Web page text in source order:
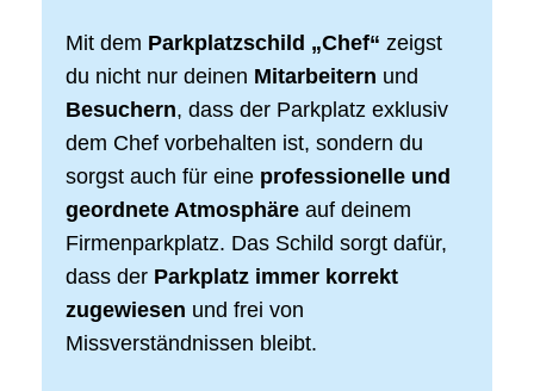
Mit dem Parkplatzschild „Chef“ zeigst
du nicht nur deinen Mitarbeitern und
Besuchern, dass der Parkplatz exklusiv
dem Chef vorbehalten ist, sondern du
sorgst auch für eine professionelle und
geordnete Atmosphäre auf deinem
Firmenparkplatz. Das Schild sorgt dafür,
dass der Parkplatz immer korrekt
zugewiesen und frei von
Missverständnissen bleibt.